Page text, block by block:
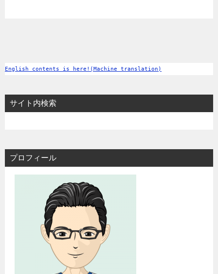
English contents is here!(Machine translation)
サイト内検索
プロフィール